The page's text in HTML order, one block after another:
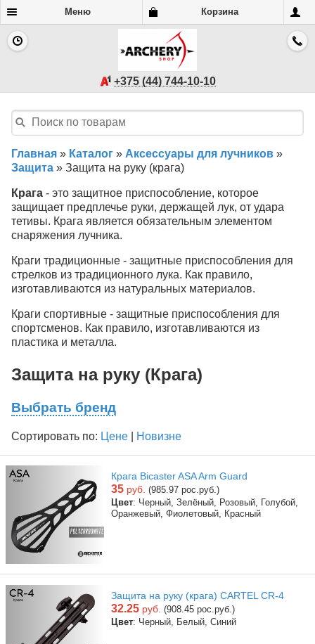
Меню Корзина
+375 (44) 744-10-10
Главная » Каталог » Аксессуары для лучников »
Защита » Защита на руку (крага)
Крага - это защитное приспособление, которое
защищает предплечье руки, держащей лук, от удара
тетивы. Крага является обязательным элементом
снаряжения лучника.
Краги традиционные - защитные приспособления для
стрелков из традиционного лука. Как правило,
изготавливаются из натуральных материалов.
Краги спортивные - защитные приспособления для
спортсменов. Как правило, изготавливаются из
пластика и металла.
Защита на руку (Крага)
Выбрать бренд
Сортировать по: Цене Новизне
Крага Bicaster ASA Arm Guard
35 руб. (985.97 рос.руб.)
Цвет: Черный, Зелёный, Розовый, Голубой,
Оранжевый, Фиолетовый, Красный
Защита на руку (крага) CARTEL CR-4
32.25 руб. (908.45 рос.руб.)
Цвет: Черный, Белый, Синий